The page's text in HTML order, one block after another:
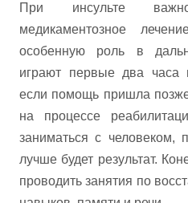
При инсульте
медикаментозное
особенную роль в
играют первые два часа
если помощь пришла
на процессе
заниматься с человеком,
лучше будет результат.
проводить занятия по